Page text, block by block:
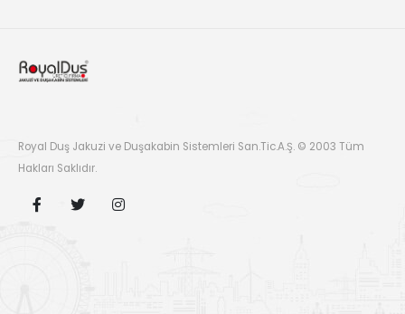
Royal Duş Jakuzi ve Duşakabin Sistemleri San.Tic.A.Ş. © 2003 Tüm
Hakları Saklıdır.